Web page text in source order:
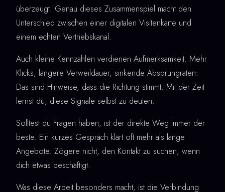
überzeugt. Genau dieses Zusammenspiel macht den
Unterschied zwischen einer digitalen Visitenkarte und
einem echten Vertriebskanal.
Auch kleine Kennzahlen verdienen Aufmerksamkeit. Mehr
Klicks, längere Verweildauer, sinkende Absprungraten:
Das sind Hinweise, dass die Richtung stimmt. Mit der Zeit
lernst du, diese Signale selbst zu deuten.
Solltest du Fragen haben, ist der direkte Weg immer der
beste. Ein kurzes Gespräch klärt oft mehr als lange
Angebote. Zögere nicht, den Kontakt zu suchen, wenn
dich etwas beschäftigt.
Was diese Arbeit besonders macht, ist die Verbindung